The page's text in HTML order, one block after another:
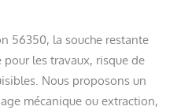
56350, la souche restante
les travaux, risque de
Nous proposons un
mécanique ou extraction,